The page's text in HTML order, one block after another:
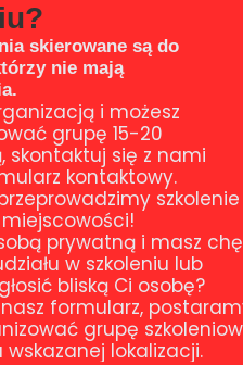
skierowane są do
nie mają
i możesz
grupę 15-20
skontaktuj się z nami
kontaktowy.
szkolenie
prywatną i masz
w szkoleniu lub
bliską Ci osobę?
nasz formularz,
grupę
wskazanej lokalizacji.